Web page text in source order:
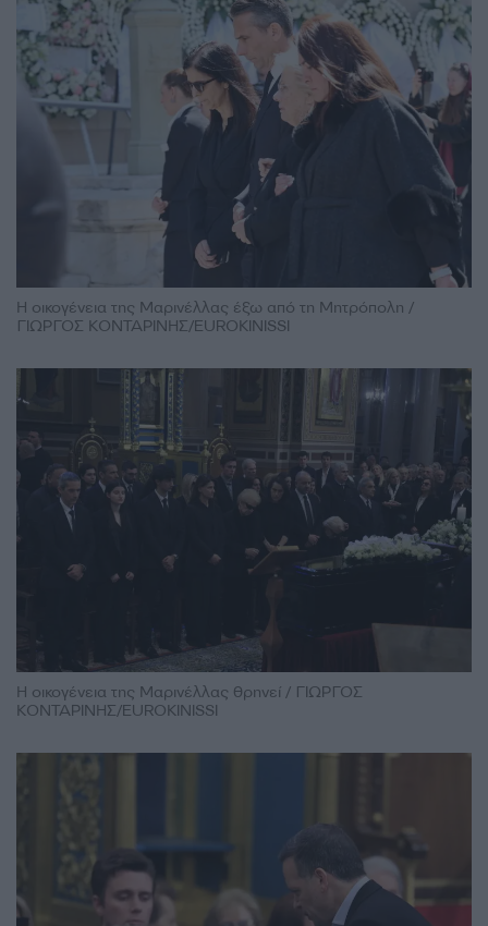
Η οικογένεια της Μαρινέλλας έξω από τη Μητρόπολη /
ΓΙΩΡΓΟΣ ΚΟΝΤΑΡΙΝΗΣ/EUROKINISSI
Η οικογένεια της Μαρινέλλας θρηνεί / ΓΙΩΡΓΟΣ
ΚΟΝΤΑΡΙΝΗΣ/EUROKINISSI